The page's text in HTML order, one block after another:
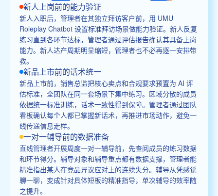
新人上岗前的能力验证
新人入职后，管理者在其独立拜访客户前，用 UMU
Roleplay Chatbot 设置标准拜访场景做能力验证。新人反复
练习直到各环节达标，管理者通过评估报告确认其具备上岗
能力。新人达产周期明显缩短，管理者也不必再逐一安排带
教。
新品上市前的话术统一
新品上市前，销售总监把核心卖点和合规要求预置为 AI 评
估标准，全团队在同一套场景下集中练习。区域分散的成员
依据统一标准训练，话术一致性得到保障。管理者通过团队
看板确认每个人都已掌握新话术，再推进市场动作，避免一
线传递信息走样。
一对一辅导前的数据准备
直线管理者开展周度一对一辅导前，先查阅成员的练习数据
和环节得分。辅导对象和辅导重点都有数据支撑，管理者能
精准指出某人在竞品异议应对上的连续失分。辅导从凭感觉
聊一聊，变成针对具体短板的精准指导，单次辅导的效率随
之提升。